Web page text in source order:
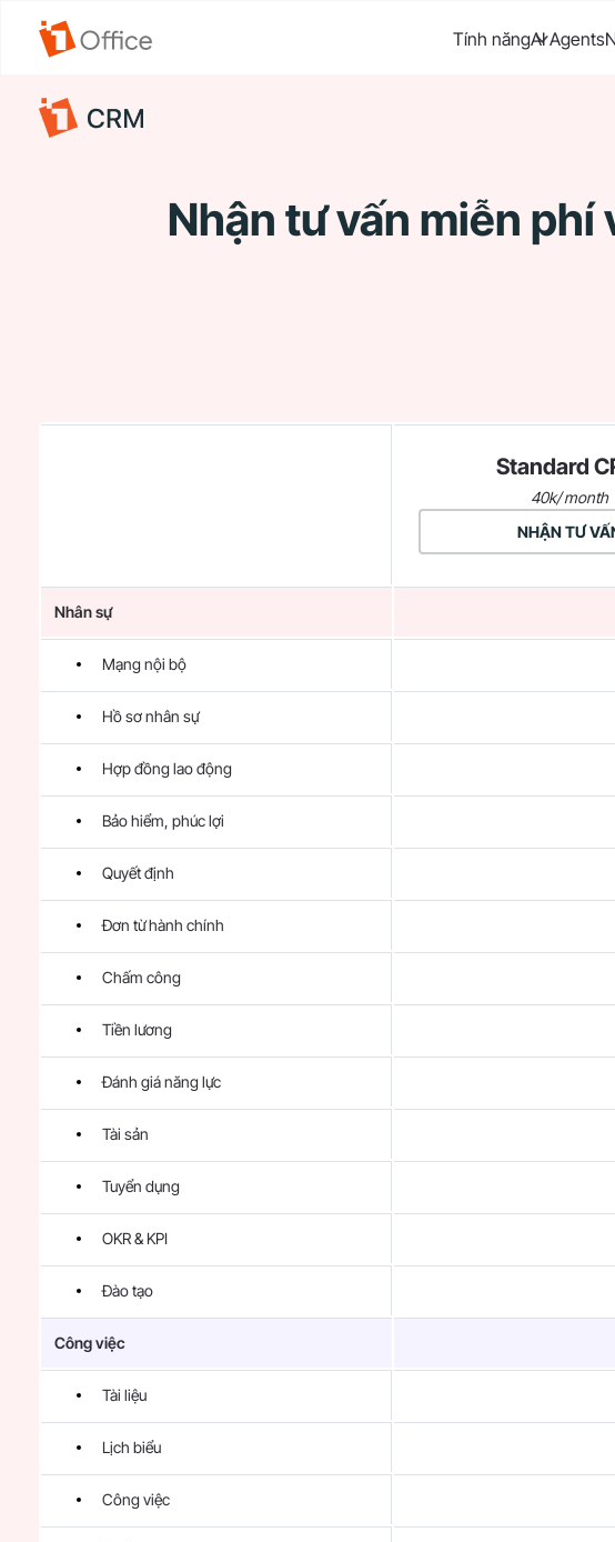
Tính năngAI Agents
Nhận tư vấn miễn phí
Standard
40k/ month
NHẬN TƯ
Nhân sự
Mạng nội bộ
Hồ sơ nhân sự
Hợp đồng lao động
Bảo hiểm, phúc lợi
Quyết định
Đơn từ hành chính
Chấm công
Tiền lương
Đánh giá năng lực
Tài sản
Tuyển dụng
OKR & KPI
Đào tạo
Công việc
Tài liệu
Lịch biểu
Công việc